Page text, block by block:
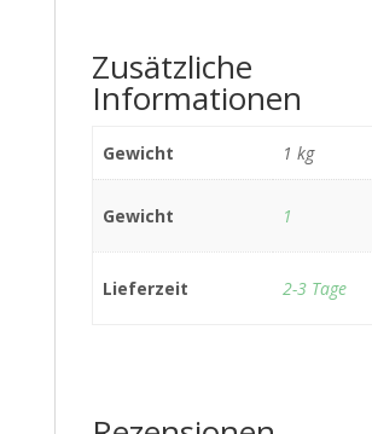
Zusätzliche
Informationen
Gewicht 1 kg
Gewicht 1
Lieferzeit 2-3 Tage